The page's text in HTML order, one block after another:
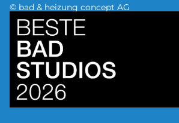
© bad & heizung concept AG